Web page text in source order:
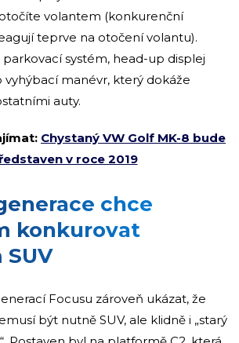
volantem (konkurenční
teprve na otočení volantu).
parkovací systém, head-up displej
vyhýbací manévr, který dokáže
auty.
Chystaný VW Golf MK-8 bude
v roce 2019
chce
konkurovat
Focusu zároveň ukázat, že
být nutně SUV, ale klidně i „starý